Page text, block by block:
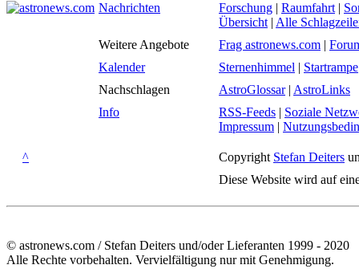
Nachrichten Forschung | Raumfahrt |
Übersicht | Alle
Weitere Angebote
Frag astronews.com |
Kalender
Sternenhimmel | Startrampe
Nachschlagen
AstroGlossar| AstroLinks
Info
RSS-Feeds | Soziale
Impressum |
^ Copyright Stefan Deiters
Diese Website wird auf
© astronews.com / Stefan Deiters und/oder Lieferanten 1999 - 2020
Alle Rechte vorbehalten. Vervielfältigung nur mit Genehmigung.